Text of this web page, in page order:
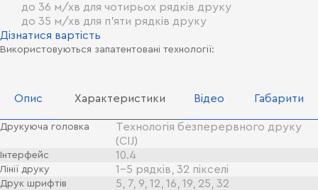
до 36 м/хв для чотирьох рядків друку
до 35 м/хв для п'яти рядків друку
Дізнатися вартість
Використовуються запатентовані технології:
Опис Характеристики Відео Габарити
Друкуюча головка
Технологія безперервного друку
(СIJ)
Інтерфейс 10.4
Лінії друку 1-5 рядків, 32 пікселі
Друк шрифтів 5, 7, 9, 12, 16, 19, 25, 32